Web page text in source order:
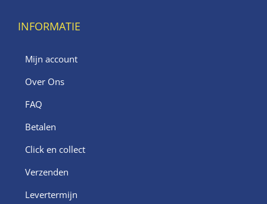
INFORMATIE
Mijn account
Over Ons
FAQ
Betalen
Click en collect
Verzenden
Levertermijn